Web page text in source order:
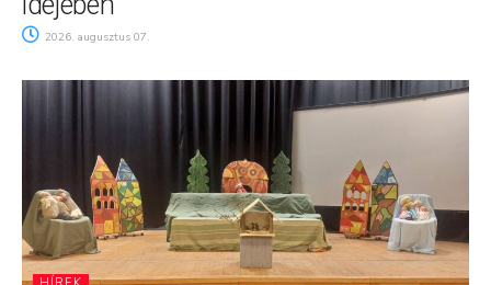
2026. augusztus 07.